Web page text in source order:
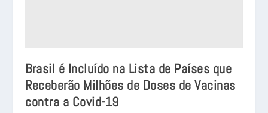
Brasil é Incluído na Lista de Países que
Receberão Milhões de Doses de Vacinas
contra a Covid-19